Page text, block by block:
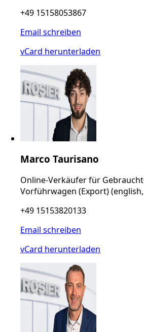
+49 15158053867
Email schreiben
vCard herunterladen
Marco Taurisano
Online-Verkäufer für
Vorführwagen (Export)
+49 15153820133
Email schreiben
vCard herunterladen